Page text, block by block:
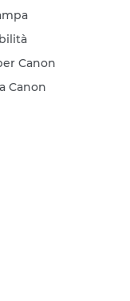
Canon
Canon